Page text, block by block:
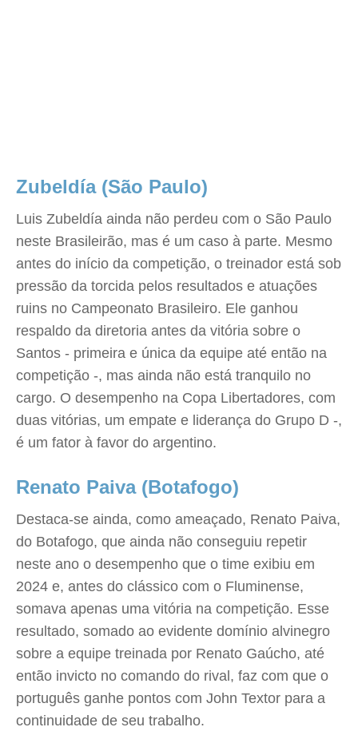
Zubeldía (São Paulo)
Luis Zubeldía ainda não perdeu com o São Paulo
neste Brasileirão, mas é um caso à parte. Mesmo
antes do início da competição, o treinador está sob
pressão da torcida pelos resultados e atuações
ruins no Campeonato Brasileiro. Ele ganhou
respaldo da diretoria antes da vitória sobre o
Santos - primeira e única da equipe até então na
competição -, mas ainda não está tranquilo no
cargo. O desempenho na Copa Libertadores, com
duas vitórias, um empate e liderança do Grupo D -,
é um fator à favor do argentino.
Renato Paiva (Botafogo)
Destaca-se ainda, como ameaçado, Renato Paiva,
do Botafogo, que ainda não conseguiu repetir
neste ano o desempenho que o time exibiu em
2024 e, antes do clássico com o Fluminense,
somava apenas uma vitória na competição. Esse
resultado, somado ao evidente domínio alvinegro
sobre a equipe treinada por Renato Gaúcho, até
então invicto no comando do rival, faz com que o
português ganhe pontos com John Textor para a
continuidade de seu trabalho.